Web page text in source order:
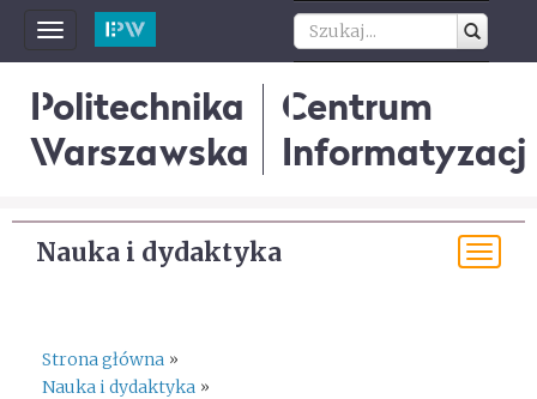
Toggle
navigation
Politechnika
Warszawska
Centrum
Informatyzacji
Nauka i dydaktyka
Strona główna »
Nauka i dydaktyka »